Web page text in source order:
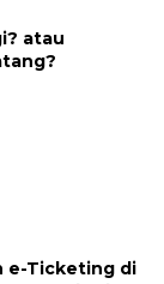
atau
e-Ticketing di